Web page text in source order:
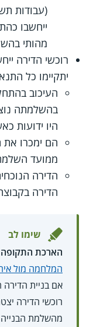
(עבודות
ייחשבו
מהותי
רוכשי הדירה
יתקיימו כל
העיכוב
בהשלמתה
היו ידועות
ממועד
הדירה
הדירה
שימו לב
הארכת התקופה
המלחמה מול